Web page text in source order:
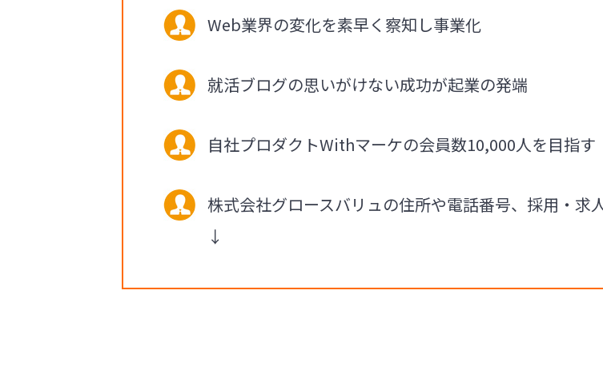
Web業界の変化を素早く察知し事業化
就活ブログの思いがけない成功が起業の発端
自社プロダクトWithマーケの会員数10,000人を目指す
株式会社グロースバリュの住所や電話番号、採用・求
↓